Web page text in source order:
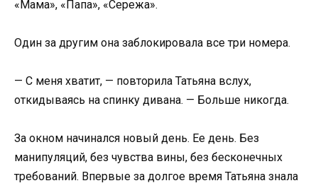
«Мама», «Папа», «Сережа».
Один за другим она заблокировала все три номера.
— С меня хватит, — повторила Татьяна вслух,
откидываясь на спинку дивана. — Больше никогда.
За окном начинался новый день. Ее день. Без
манипуляций, без чувства вины, без бесконечных
требований. Впервые за долгое время Татьяна знала